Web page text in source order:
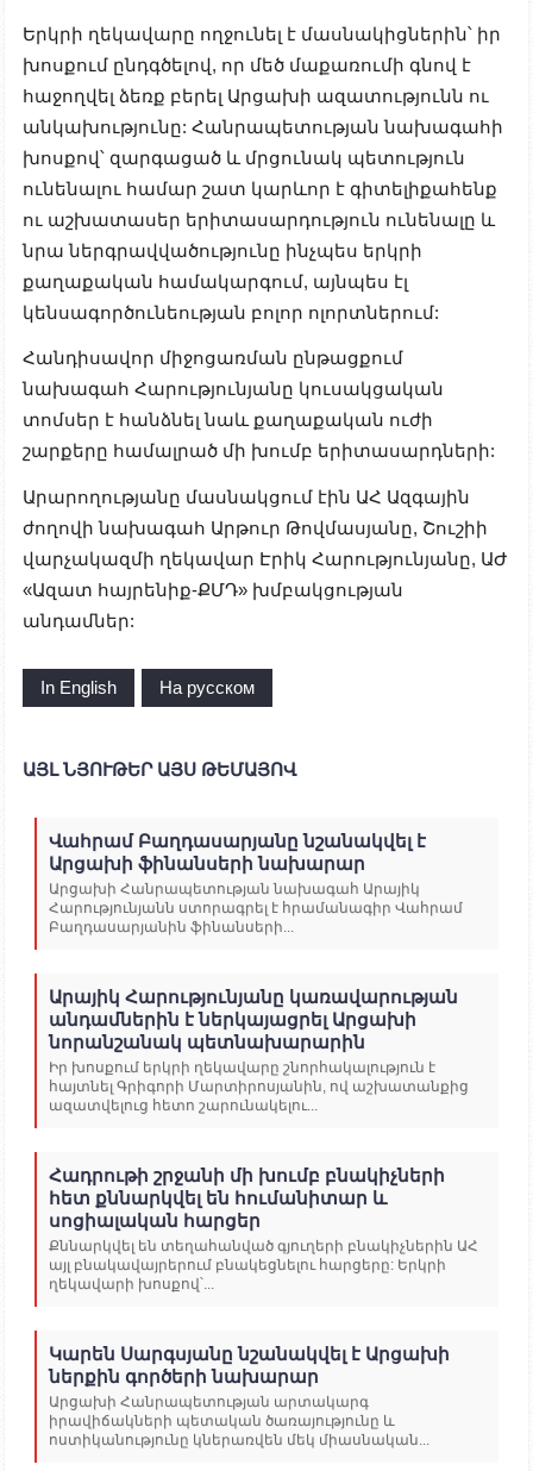
Երկրի ղեկավարը ողջունել է մասնակիցներին՝ իր
խոսքում ընդգծելով, որ մեծ մաքառումի գնով է
հաջողվել ձեռք բերել Արցախի ազատությունն ու
անկախությունը: Հանրապետության նախագահի
խոսքով՝ զարգացած և մրցունակ պետություն
ունենալու համար շատ կարևոր է գիտելիքահենք
ու աշխատասեր երիտասարդություն ունենալը և
նրա ներգրավվածությունը ինչպես երկրի
քաղաքական համակարգում, այնպես էլ
կենսագործունեության բոլոր ոլորտներում:
Հանդիսավոր միջոցառման ընթացքում
նախագահ Հարությունյանը կուսակցական
տոմսեր է հանձնել նաև քաղաքական ուժի
շարքերը համալրած մի խումբ երիտասարդների:
Արարողությանը մասնակցում էին ԱՀ Ազգային
ժողովի նախագահ Արթուր Թովմասյանը, Շուշիի
վարչակազմի ղեկավար Էրիկ Հարությունյանը, ԱԺ
«Ազատ հայրենիք-ՔՄԴ» խմբակցության
անդամներ:
In English На русском
ԱՅԼ ՆՅՈՒԹԵՐ ԱՅՍ ԹԵՄԱՅՈՎ
Վահրամ Բաղդասարյանը նշանակվել է
Արցախի ֆինանսերի նախարար
Արցախի Հանրապետության նախագահ Արայիկ
Հարությունյանն ստորագրել է հրամանագիր Վահրամ
Բաղդասարյանին ֆինանսերի...
Արայիկ Հարությունյանը կառավարության
անդամներին է ներկայացրել Արցախի
նորանշանակ պետնախարարին
Իր խոսքում երկրի ղեկավարը շնորհակալություն է
հայտնել Գրիգորի Մարտիրոսյանին, ով աշխատանքից
ազատվելուց հետո շարունակելու...
Հադրութի շրջանի մի խումբ բնակիչների
հետ քննարկվել են հումանիտար և
սոցիալական հարցեր
Քննարկվել են տեղահանված գյուղերի բնակիչներին ԱՀ
այլ բնակավայրերում բնակեցնելու հարցերը: Երկրի
ղեկավարի խոսքով՝...
Կարեն Սարգսյանը նշանակվել է Արցախի
ներքին գործերի նախարար
Արցախի Հանրապետության արտակարգ
իրավիճակների պետական ծառայությունը և
ոստիկանությունը կներառվեն մեկ միասնական...